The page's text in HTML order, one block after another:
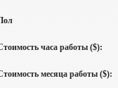
часа работы ($):
месяца работы ($):